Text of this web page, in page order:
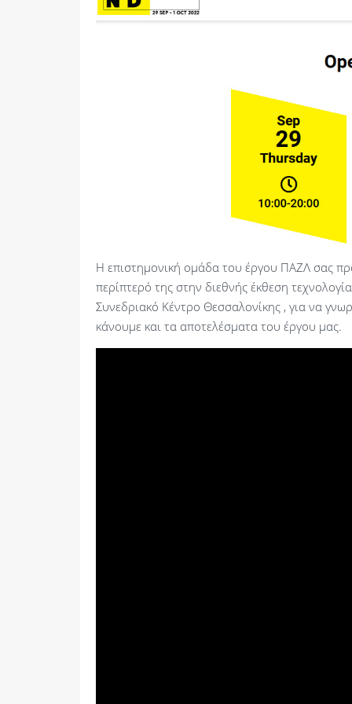
Η επιστημονική ομάδα του έργου ΠΑΖΛ σας
περίπτερό της στην διεθνής έκθεση
Συνεδριακό Κέντρο Θεσσαλονίκης , για να
κάνουμε και τα αποτελέσματα του έργου μας.